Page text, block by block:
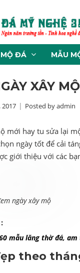
MỘ ĐÁ MẪU
XÂY
2017 Posted by admin
mới hay tu sửa lại
ngày tốt để cải
giới thiệu với các
ngày xây mộ
mẫu lăng thờ đá,
theo